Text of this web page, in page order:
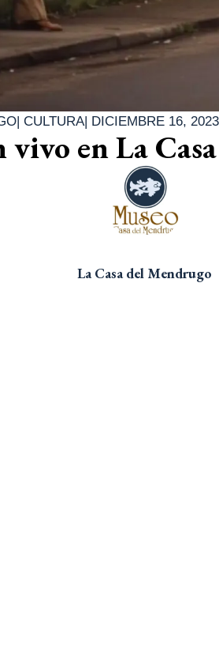
| CULTURA| DICIEMBRE 16, 2023
en La
La Casa del Mendrugo